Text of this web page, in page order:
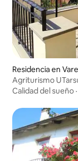
Residencia en
Agriturismo
Calidad del sueño ·